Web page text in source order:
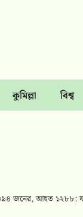
কুমিল্লা বিশ্ব
৩৯৪ জনের, আহত ১২৮৮: